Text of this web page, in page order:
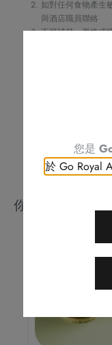
如對任何食物產生
與酒店職員聯絡
不可補發、更換或
訂單一經確認，
請務必檢查所填資
Royal Delights by
此優惠之權利，恕
如有任何爭議，
你可能會喜歡
您是
於 Go Royal